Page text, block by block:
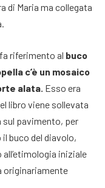
di Maria ma collegata
riferimento al buco
c’è un mosaico
alata. Esso era
libro viene sollevata
sul pavimento, per
buco del diavolo,
iniziale
originariamente